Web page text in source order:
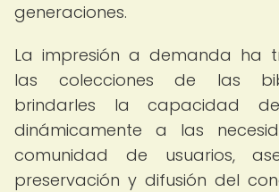
generaciones.
La impresión a demanda ha
las colecciones de las
brindarles la capacidad
dinámicamente a las
comunidad de usuarios,
preservación y difusión del